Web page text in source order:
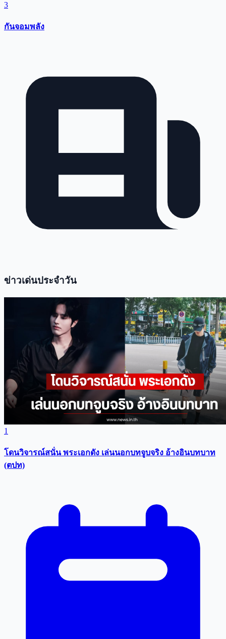
3
กันจอมพลัง
ข่าวเด่นประจำวัน
1
โดนวิจารณ์สนั่น พระเอกดัง เล่นนอกบทจูบจริง อ้างอินบทบาท
(ตปท)